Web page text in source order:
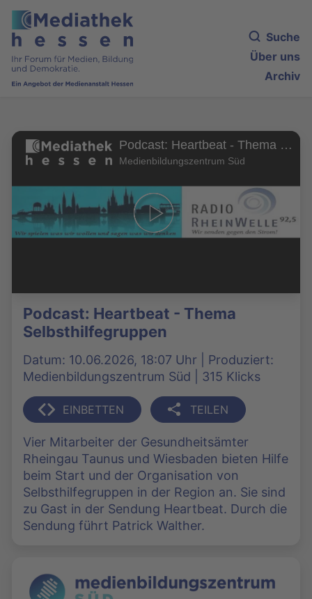
Suche
Über uns
Archiv
Podcast: Heartbeat - Thema Selbsthilfegruppen
Medienbildungszentrum Süd
Podcast: Heartbeat - Thema
Selbsthilfegruppen
Datum: 10.06.2026, 18:07 Uhr | Produziert:
Medienbildungszentrum Süd | 315 Klicks
EINBETTEN TEILEN
Vier Mitarbeiter der Gesundheitsämter
Rheingau Taunus und Wiesbaden bieten Hilfe
beim Start und der Organisation von
Selbsthilfegruppen in der Region an. Sie sind
zu Gast in der Sendung Heartbeat. Durch die
Sendung führt Patrick Walther.